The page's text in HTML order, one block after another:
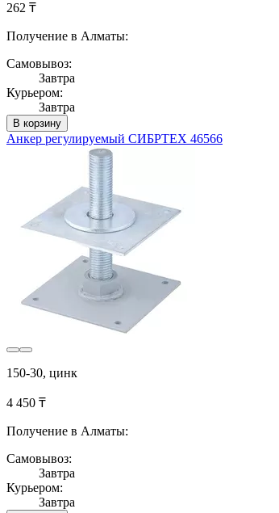
262 ₸
Получение в Алматы:
Самовывоз:
Завтра
Курьером:
Завтра
В корзину
Анкер регулируемый СИБРТЕХ 46566
150-30, цинк
4 450 ₸
Получение в Алматы:
Самовывоз:
Завтра
Курьером:
Завтра